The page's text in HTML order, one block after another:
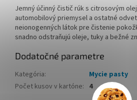
Jemný účinný čistič rúk s citrosovým
automobilový priemysel a ostatné
neionogenných látok pre čistenie
snadno odstraňujú oleje, tuky a bežné
Dodatočné parametre
Kategória:
Mycie pasty
Počet kusov v kartóne: 4